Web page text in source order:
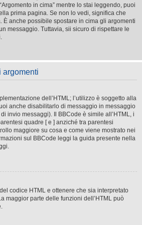
in cima” mentre lo stai leggendo, puoi
prima pagina. Se non lo vedi, significa che
È anche possibile spostare in cima gli argomenti
messaggio. Tuttavia, sii sicuro di rispettare le
argomenti
dell’HTML; l’utilizzo è soggetto alla
anche disabilitarlo di messaggio in messaggio
invio messaggi). Il BBCode è simile all’HTML, i
quadre [ e ] anziché tra parentesi
maggiore su cosa e come viene mostrato nei
sul BBCode leggi la guida presente nella
codice HTML e ottenere che sia interpretato
maggior parte delle funzioni dell’HTML può